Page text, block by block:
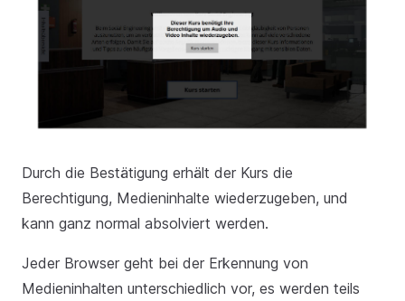
Durch die Bestätigung erhält der Kurs die
Berechtigung, Medieninhalte wiederzugeben, und
kann ganz normal absolviert werden.
Jeder Browser geht bei der Erkennung von
Medieninhalten unterschiedlich vor, es werden teils